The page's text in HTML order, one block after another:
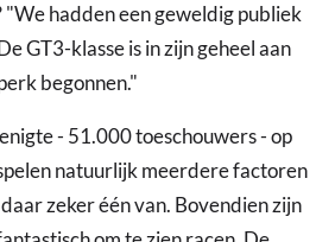
"We hadden een geweldig publiek
GT3-klasse is in zijn geheel aan
begonnen."
- 51.000 toeschouwers - op
natuurlijk meerdere factoren
zeker één van. Bovendien zijn